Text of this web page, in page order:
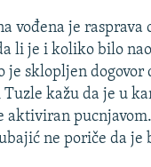
vođena je
li je i koliko bilo
je sklopljen dogovor
kažu da je u
aktiviran
ne poriče da je